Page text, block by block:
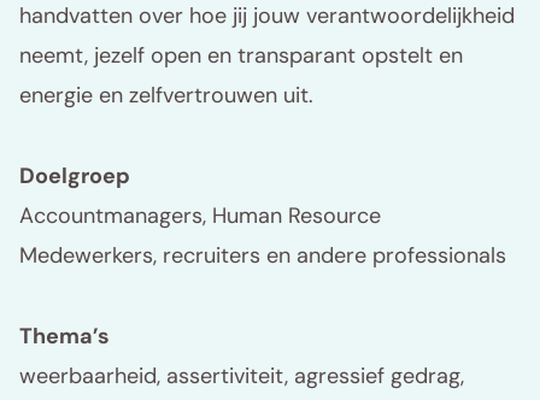
handvatten over hoe jij jouw verantwoordelijkheid
neemt, jezelf open en transparant opstelt en
energie en zelfvertrouwen uit.
Doelgroep
Accountmanagers, Human Resource
Medewerkers, recruiters en andere professionals
Thema’s
weerbaarheid, assertiviteit, agressief gedrag,